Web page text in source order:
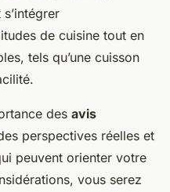
de cuisine tout en
tels qu’une cuisson
des avis
perspectives réelles et
peuvent orienter votre
vous serez